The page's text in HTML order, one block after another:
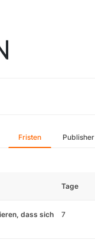
Fristen Publisher
Tage
dass sich
7